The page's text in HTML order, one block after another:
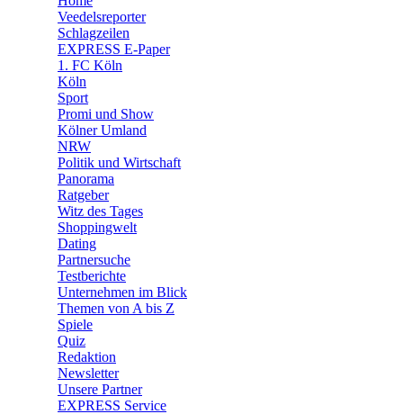
🛒 Shoppingwelt
Veedelsreporter
Schlagzeilen
EXPRESS E-Paper
1. FC Köln
Köln
Sport
Promi und Show
Kölner Umland
NRW
Politik und Wirtschaft
Panorama
Ratgeber
Witz des Tages
Shoppingwelt
Dating
Partnersuche
Testberichte
Unternehmen im Blick
Themen von A bis Z
Spiele
Quiz
Redaktion
Newsletter
Unsere Partner
EXPRESS Service